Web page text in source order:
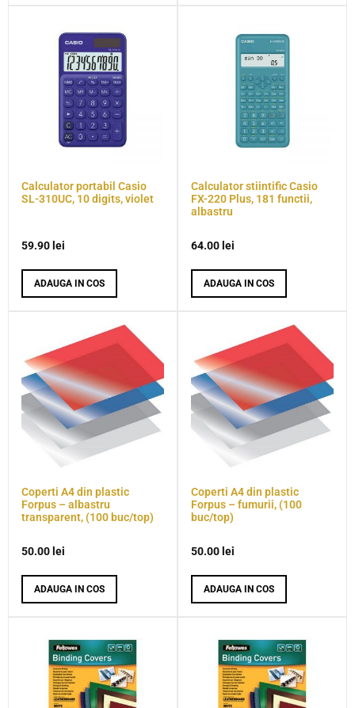
Calculator portabil Casio
SL-310UC, 10 digits, violet
59.90 lei
ADAUGA IN COS
Calculator stiintific Casio
FX-220 Plus, 181 functii,
albastru
64.00 lei
ADAUGA IN COS
Coperti A4 din plastic
Forpus – albastru
transparent, (100 buc/top)
50.00 lei
ADAUGA IN COS
Coperti A4 din plastic
Forpus – fumurii, (100
buc/top)
50.00 lei
ADAUGA IN COS